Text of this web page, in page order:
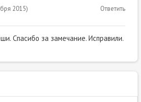
2015) Ответить
Спасибо за замечание. Исправили.